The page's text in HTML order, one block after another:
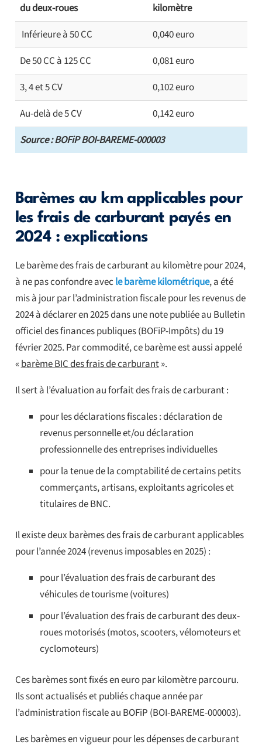
Source : BOFiP BOI-BAREME-000003
du deux-roues
kilomètre
Inférieure à 50 CC
0,040 euro
De 50 CC à 125 CC
0,081 euro
3, 4 et 5 CV
0,102 euro
Au-delà de 5 CV
0,142 euro
Barèmes au km applicables pour
les frais de carburant payés en
2024 : explications
Le barème des frais de carburant au kilomètre pour 2024,
à ne pas confondre avec le barème kilométrique, a été
mis à jour par l’administration fiscale pour les revenus de
2024 à déclarer en 2025 dans une note publiée au Bulletin
officiel des finances publiques (BOFiP-Impôts) du 19
février 2025. Par commodité, ce barème est aussi appelé
«barème BIC des frais de carburant».
Il sert à l’évaluation au forfait des frais de carburant :
pour les déclarations fiscales : déclaration de
revenus personnelle et/ou déclaration
professionnelle des entreprises individuelles
pour la tenue de la comptabilité de certains petits
commerçants, artisans, exploitants agricoles et
titulaires de BNC.
Il existe deux barèmes des frais de carburant applicables
pour l’année 2024 (revenus imposables en 2025) :
pour l’évaluation des frais de carburant des
véhicules de tourisme (voitures)
pour l’évaluation des frais de carburant des deux-
roues motorisés (motos, scooters, vélomoteurs et
cyclomoteurs)
Ces barèmes sont fixés en euro par kilomètre parcouru.
Ils sont actualisés et publiés chaque année par
l’administration fiscale au BOFiP (BOI-BAREME-000003).
Les barèmes en vigueur pour les dépenses de carburant